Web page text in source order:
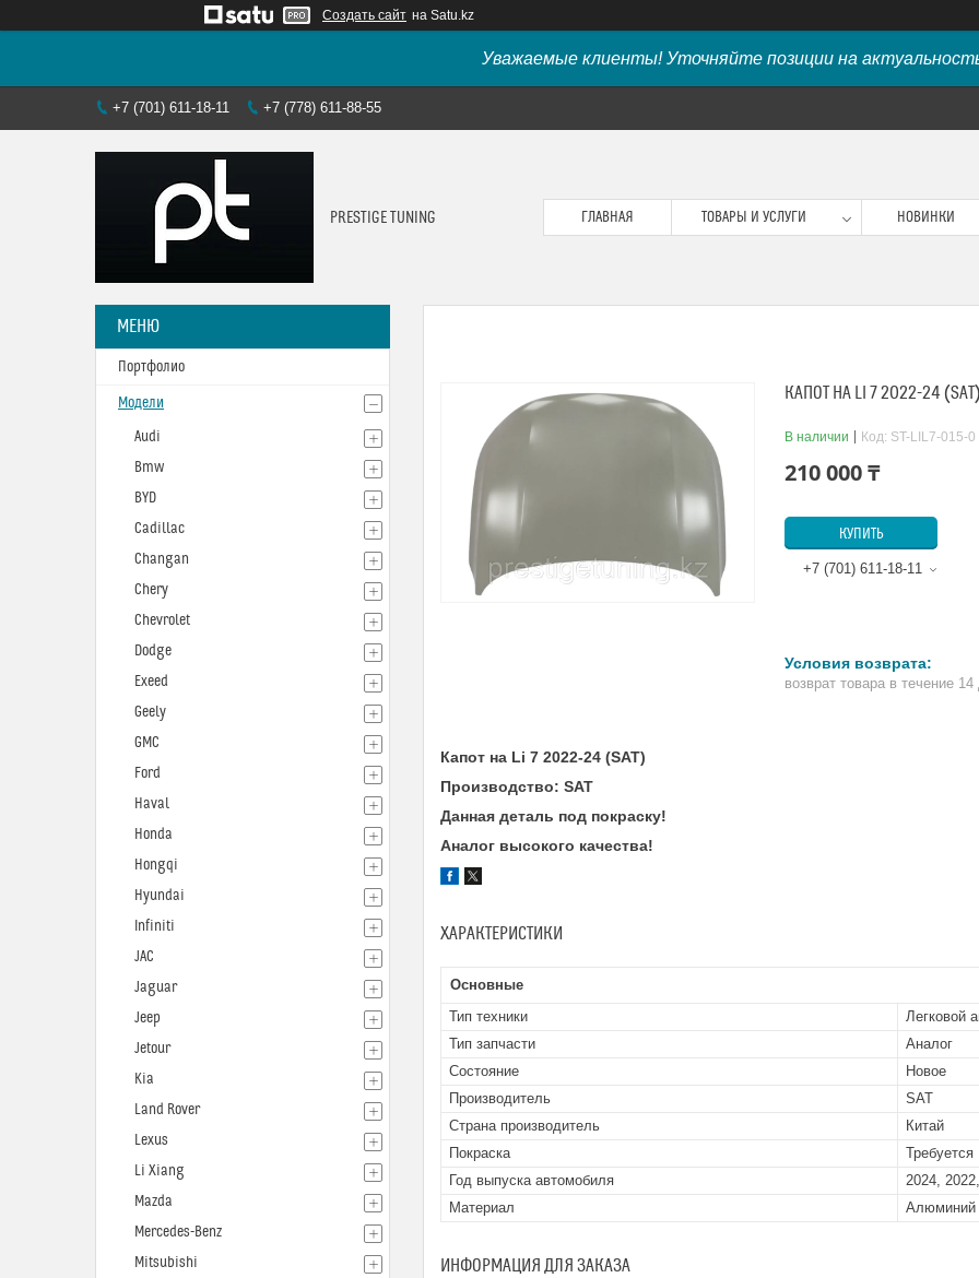
Создать сайт на Satu.kz
Уважаемые клиенты! Уточняйте позиции на
+7 (701) 611-18-11 +7 (778) 611-88-55
PRESTIGE TUNING ГЛАВНАЯ ТОВАРЫ И УСЛУГИ НОВИНКИ
КАПОТ НА LI 7 2022-24 (SAT)
В наличии Код: ST-LIL7-015-0
210 000 ₸
КУПИТЬ
+7 (701) 611-18-11
возврат товара в течение 14
Капот на Li 7 2022-24 (SAT)
Производство: SAT
Данная деталь под покраску!
Аналог высокого качества!
ХАРАКТЕРИСТИКИ
Основные
Тип техники
Легковой
Тип запчасти
Аналог
Состояние
Новое
Производитель
SAT
Страна производитель
Китай
Покраска
Требуется
Год выпуска автомобиля
2024,
Материал
Алюминий
ИНФОРМАЦИЯ ДЛЯ ЗАКАЗА
Портфолио
Модели
Audi
Bmw
BYD
Cadillac
Changan
Chery
Chevrolet
Dodge
Exeed
Geely
GMC
Ford
Haval
Honda
Hongqi
Hyundai
Infiniti
JAC
Jaguar
Jeep
Jetour
Kia
Land Rover
Lexus
Li Xiang
Mazda
Mercedes-Benz
Mitsubishi